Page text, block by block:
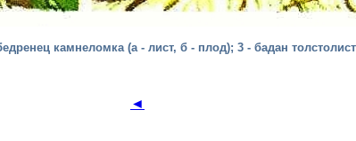
камнеломка (а - лист, б - плод); 3 - бадан
◄